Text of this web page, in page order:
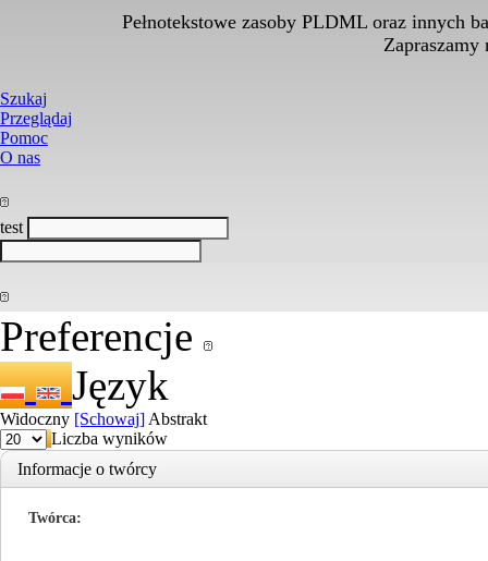
Pełnotekstowe zasoby PLDML oraz innych
Zapraszamy
Szukaj
Przeglądaj
Pomoc
O nas
test
Preferencje
Język
Widoczny [Schowaj] Abstrakt
Liczba wyników
Informacje o twórcy
Twórca